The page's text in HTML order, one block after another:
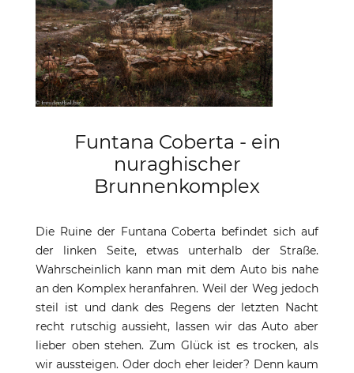
Funtana Coberta - ein
nuraghischer
Brunnenkomplex
Die Ruine der Funtana Coberta befindet sich auf
der linken Seite, etwas unterhalb der Straße.
Wahrscheinlich kann man mit dem Auto bis nahe
an den Komplex heranfahren. Weil der Weg jedoch
steil ist und dank des Regens der letzten Nacht
recht rutschig aussieht, lassen wir das Auto aber
lieber oben stehen. Zum Glück ist es trocken, als
wir aussteigen. Oder doch eher leider? Denn kaum